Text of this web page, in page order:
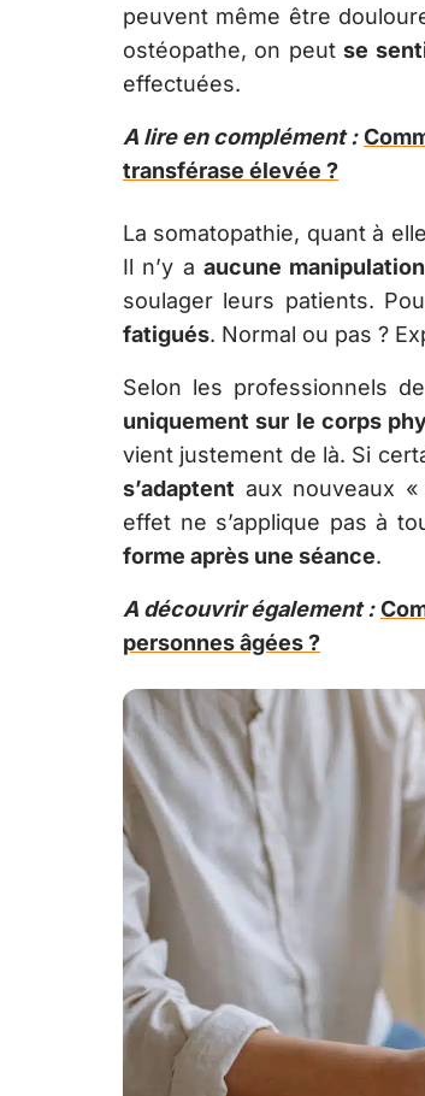
peuvent même être
ostéopathe, on peutse
effectuées.
A lire en complément :
transférase élevée ?
La somatopathie, quant à
Il n’y a aucune
soulager leurs patients.
fatigués. Normal ou pas ?
Selon les professionnels
uniquement sur le corps
vient justement de là. Si
s’adaptent aux nouveaux
effet ne s’applique pas à
forme après une séance.
A découvrir également :
personnes âgées ?